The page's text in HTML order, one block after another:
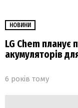
НОВИНИ
LG Chem планує
акумуляторів
6 років тому